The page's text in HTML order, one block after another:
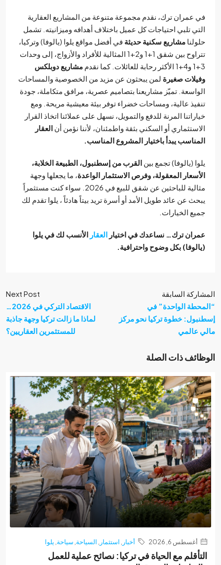
ترك، نقدم مجموعة متنوعة من المشاريع العقارية
تلبي احتياجات كل عميل باختلاف أهدافه وميزانيته. تشمل
مشاريع سكنية حديثةفي أفضل مواقع يلوا (يالوفا) وتركيا،
تتراوح بين شقق 1+1 و2+1 المثالية للأفراد والأزواج، إلى وحدات
مشاريع دوبلكس
صغيرةلمن يبحثون عن مزيد من الخصوصية والمساحات
تميّز مشاريعنا بتصاميم عصرية، مرافق متكاملة، جودة
عالية، ومساحات خضراء توفر بيئة معيشية مريحة. ومع
المرنة للدفع والتمويل، نسهل على عملائنا اتخاذ القرار
أو السكني بثقة واطمئنان، لأننا نؤمن أنالعقار
يبدأ باختيار المشروع المناسب.
(يالوفا) تجمع بينالقرب من إسطنبول، الطبيعة الخلابة،
المعقولة، وفرص الاستثمار الواعدة ، ما يجعلها وجهة
مثالية للباحثين عن شقق للبيع في 2026. سواء كنت مستثمراً
عن عائد طويل الأمد أو أسرة تريد بيتاً هادئاً ، يلوا تقدم لك
الخيارات.
ترك… نساعدك في اختيارالعقارالأنسب لك في يلوا
بكل وضوح واحترافية.
السابقة
الواحدة” في
خطوة تركيا نحو مركز
Next Post
الاقتصاد التركي في 2026…
لماذا ما زالت تركيا وجهة جاذبة
للمستثمرين العقاريين؟
ذات الصلة
6, 2026 أخبار ,استثمار السياحة سياحة,يلوا
مع الحياة في تركيا: نصائح عملية للعمل